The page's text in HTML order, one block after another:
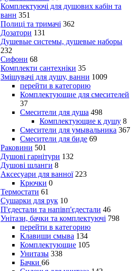
Комплектуючі для душових кабін та
ванн 351
Полиці та тримачі 362
Дозатори 131
Душевые системы, душевые наборы
232
Сифони 68
Комплекти сантехніки 35
Змішувачі для душу, ванни 1009
перейти в категорию
Комплектующие для смесителей
37
Смесители для душа 498
Комплектующие к душу 8
Смесители для умывальника 367
Смесители для биде 69
Раковини 501
Душові гарнітури 132
Душові шланги 8
Аксесуари для ванної 223
Крючки 0
Термостати 61
Сушарки для рук 10
П'єдестали та напівп'єдестали 46
Унітази, бачки та комплектуючі 798
перейти в категорию
Клавиши смыва 134
Комплектующие 105
Унитазы 338
Бачки 66